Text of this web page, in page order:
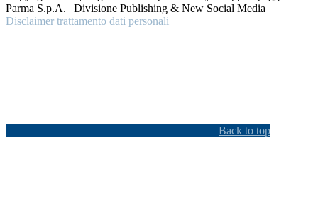
Parma S.p.A. | Divisione Publishing & New Social Media
Disclaimer trattamento dati personali
Back to top